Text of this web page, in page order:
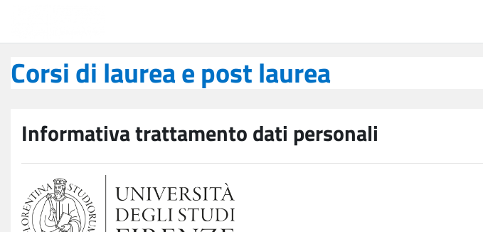
Corsi di laurea e post laurea
Informativa trattamento dati personali